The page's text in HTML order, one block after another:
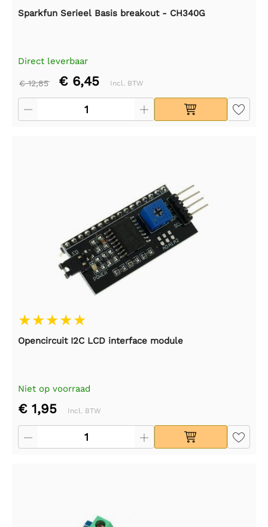
Sparkfun Serieel Basis breakout - CH340G
Direct leverbaar
€ 12,85 € 6,45 Incl. BTW
Opencircuit I2C LCD interface module
Niet op voorraad
€ 1,95 Incl. BTW